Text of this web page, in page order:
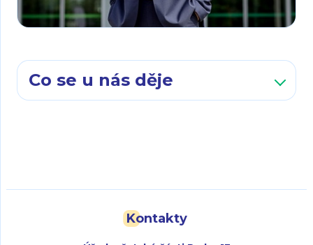
Co se u nás děje
Kontakty